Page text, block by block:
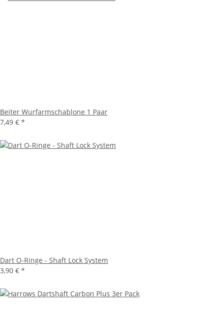
Beiter Wurfarmschablone 1 Paar
7,49 € *
Dart O-Ringe - Shaft Lock System
3,90 € *